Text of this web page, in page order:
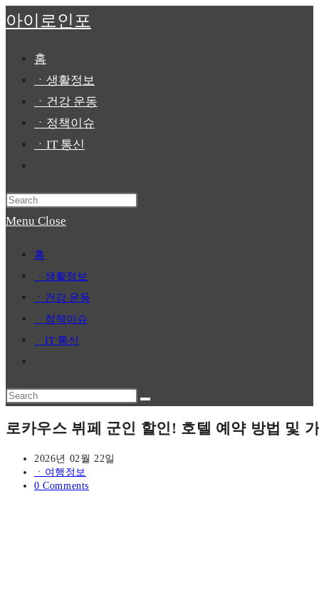
Skip
content
아이로인포
홈
ㆍ생활정보
ㆍ건강 운동
ㆍ정책이슈
ㆍIT 통신
search
Menu Close
홈
ㆍ생활정보
ㆍ건강 운동
ㆍ정책이슈
ㆍIT 통신
search
Search
website
로카우스 뷔페 군인 할인! 호텔 예약 방법 및
Post
published:
2026년 02월 22일
Post
category:
ㆍ여행정보
Post
0 Comments